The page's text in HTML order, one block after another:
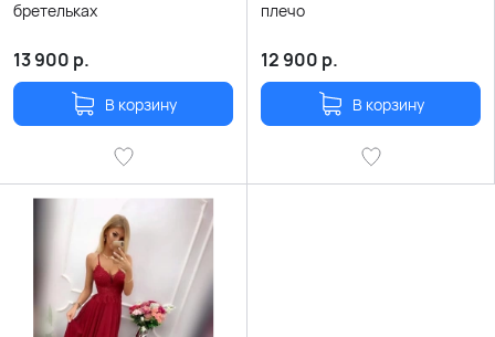
бретельках
13 900 р.
В корзину
плечо
12 900 р.
В корзину